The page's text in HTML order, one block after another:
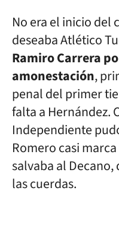
No era el inicio
deseaba Atlético
Ramiro Carrera
amonestación,
penal del primer
falta a Hernández.
Independiente
Romero casi
salvaba al
las cuerdas.